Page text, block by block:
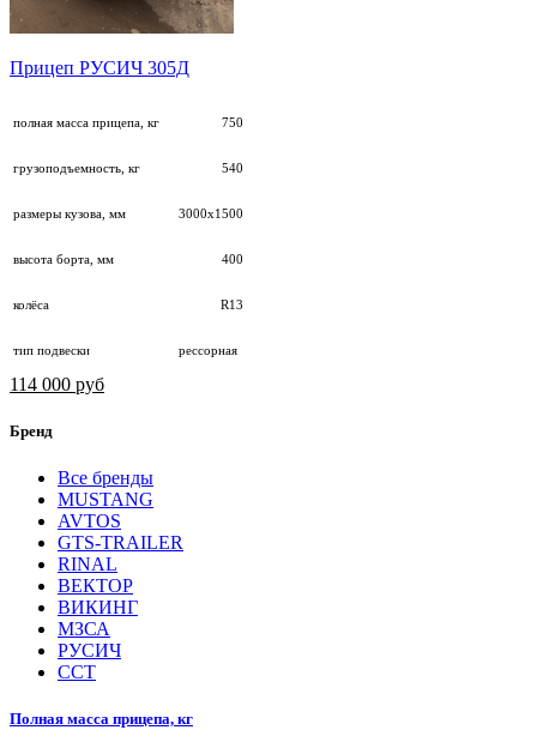
Прицеп РУСИЧ 305Д
полная масса прицепа, кг 750
грузоподъемность, кг 540
размеры кузова, мм 3000х1500
высота борта, мм 400
колёса R13
тип подвески рессорная
114 000 руб
Бренд
Все бренды
MUSTANG
AVTOS
GTS-TRAILER
RINAL
ВЕКТОР
ВИКИНГ
МЗСА
РУСИЧ
ССТ
Полная масса прицепа, кг